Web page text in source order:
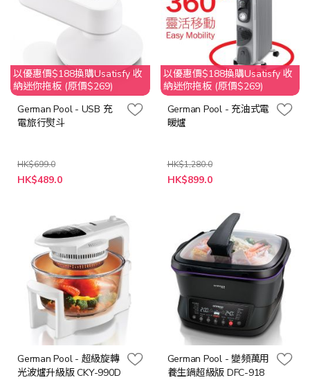
以優惠價$188換購Usatisfy 收
納迷你拖板 (原價$269)
German Pool - USB 充
電旅行熨斗
HK$699.0
特
殊
HK$489.0
以優惠價$188換購Usatisfy 收
納迷你拖板 (原價$269)
German Pool - 充油式電
暖爐
HK$1,280.0
特
殊
HK$899.0
German Pool - 超級旋轉
光波爐升級版 CKY-990D
German Pool - 變頻萬用
養生鍋超級版 DFC-918